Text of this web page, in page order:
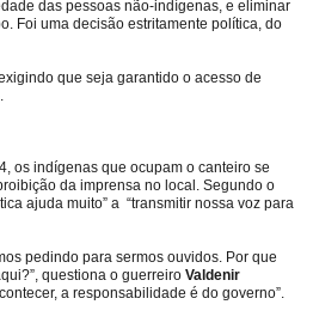
das pessoas não-indígenas, e eliminar
Foi uma decisão estritamente política, do
que seja garantido o acesso de
os indígenas que ocupam o canteiro se
da imprensa no local. Segundo o
ajuda muito” a “transmitir nossa voz para
pedindo para sermos ouvidos. Por que
questiona o guerreiro Valdenir
a responsabilidade é do governo”.